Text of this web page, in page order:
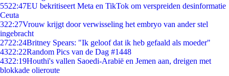
5522:47EU bekritiseert Meta en TikTok om verspreiden desinformatie
Ceuta
322:27Vrouw krijgt door verwisseling het embryo van ander stel
ingebracht
2722:24Britney Spears: "Ik geloof dat ik heb gefaald als moeder"
4322:22Random Pics van de Dag #1448
4322:19Houthi's vallen Saoedi-Arabië en Jemen aan, dreigen met
blokkade olieroute